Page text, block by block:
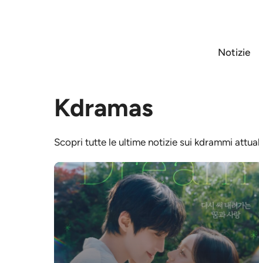
Notizie
Kdramas
Scopri tutte le ultime notizie sui kdrammi